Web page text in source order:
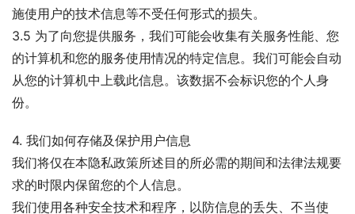
施使用户的技术信息等不受任何形式的损失。
3.5 为了向您提供服务，我们可能会收集有关服务性能、您
的计算机和您的服务使用情况的特定信息。我们可能会自动
从您的计算机中上载此信息。该数据不会标识您的个人身
份。
4. 我们如何存储及保护用户信息
我们将仅在本隐私政策所述目的所必需的期间和法律法规要
求的时限内保留您的个人信息。
我们使用各种安全技术和程序，以防信息的丢失、不当使